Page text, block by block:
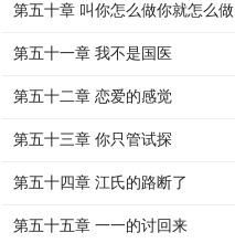
第五十章 叫你怎么做你就怎么做
第五十一章 我不是国医
第五十二章 恋爱的感觉
第五十三章 你只管试探
第五十四章 江氏的路断了
第五十五章 一一的讨回来